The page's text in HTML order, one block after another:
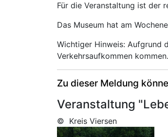
Für die Veranstaltung ist der
Das Museum hat am
Wichtiger Hinweis: Aufgrund
Verkehrsaufkommen kommen.
Zu dieser Meldung
Veranstaltung
© Kreis Viersen